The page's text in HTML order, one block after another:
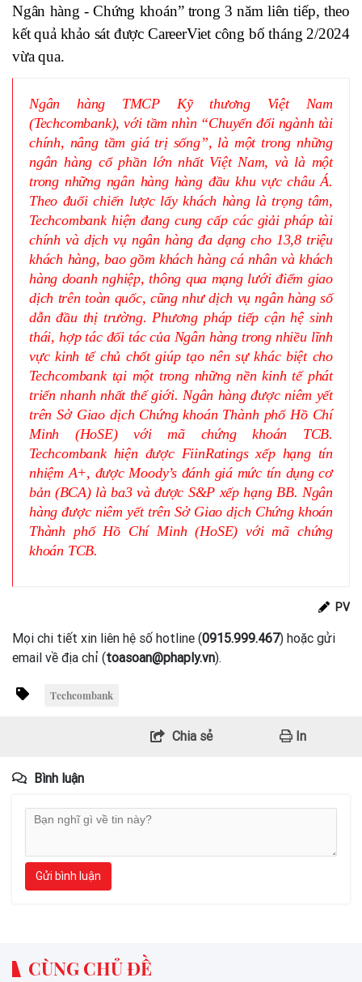
Ngân hàng - Chứng khoán” trong 3 năm liên tiếp, theo
kết quả khảo sát được CareerViet công bố tháng 2/2024
vừa qua.
Ngân hàng TMCP Kỹ thương Việt Nam
(Techcombank), với tầm nhìn “Chuyển đổi ngành tài
chính, nâng tầm giá trị sống”, là một trong những
ngân hàng cổ phần lớn nhất Việt Nam, và là một
trong những ngân hàng hàng đầu khu vực châu Á.
Theo đuổi chiến lược lấy khách hàng là trọng tâm,
Techcombank hiện đang cung cấp các giải pháp tài
chính và dịch vụ ngân hàng đa dạng cho 13,8 triệu
khách hàng, bao gồm khách hàng cá nhân và khách
hàng doanh nghiệp, thông qua mạng lưới điểm giao
dịch trên toàn quốc, cũng như dịch vụ ngân hàng số
dẫn đầu thị trường. Phương pháp tiếp cận hệ sinh
thái, hợp tác đối tác của Ngân hàng trong nhiều lĩnh
vực kinh tế chủ chốt giúp tạo nên sự khác biệt cho
Techcombank tại một trong những nền kinh tế phát
triển nhanh nhất thế giới. Ngân hàng được niêm yết
trên Sở Giao dịch Chứng khoán Thành phố Hồ Chí
Minh (HoSE) với mã chứng khoán TCB.
Techcombank hiện được FiinRatings xếp hạng tín
nhiệm A+, được Moody’s đánh giá mức tín dụng cơ
bản (BCA) là ba3 và được S&P xếp hạng BB. Ngân
hàng được niêm yết trên Sở Giao dịch Chứng khoán
Thành phố Hồ Chí Minh (HoSE) với mã chứng
khoán TCB.
PV
Mọi chi tiết xin liên hệ số hotline (0915.999.467) hoặc gửi
email về địa chỉ (toasoan@phaply.vn).
Techcombank
Chia sẻ In
Bình luận
Gửi bình luận
CÙNG CHỦ ĐỀ